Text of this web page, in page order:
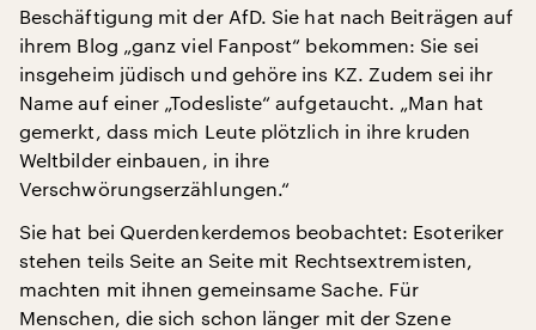
Beschäftigung mit der AfD. Sie hat nach Beiträgen auf
ihrem Blog „ganz viel Fanpost“ bekommen: Sie sei
insgeheim jüdisch und gehöre ins KZ. Zudem sei ihr
Name auf einer „Todesliste“ aufgetaucht. „Man hat
gemerkt, dass mich Leute plötzlich in ihre kruden
Weltbilder einbauen, in ihre
Verschwörungserzählungen.“
Sie hat bei Querdenkerdemos beobachtet: Esoteriker
stehen teils Seite an Seite mit Rechtsextremisten,
machten mit ihnen gemeinsame Sache. Für
Menschen, die sich schon länger mit der Szene